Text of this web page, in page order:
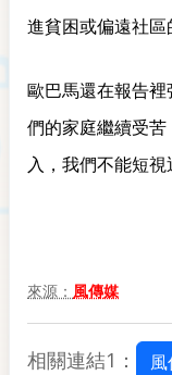
進貧困或偏遠社區
歐巴馬還在報告
們的家庭繼續受
入，我們不能短視
來源： 風傳媒
相關連結1：